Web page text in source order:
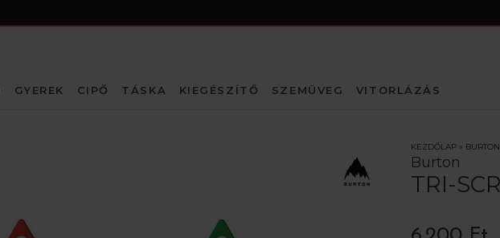
GYEREK CIPŐ TÁSKA KIEGÉSZÍTŐ SZEMÜVEG VITORLÁZÁS
KEZDŐLAP»
Burton
TRI-